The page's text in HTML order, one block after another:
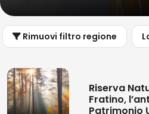
Rimuovi filtro regione
Riserva
Fratino,
Patrimonio